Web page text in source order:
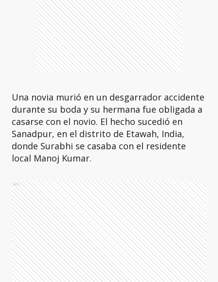
Una novia murió en un desgarrador accidente
durante su boda y su hermana fue obligada a
casarse con el novio. El hecho sucedió en
Sanadpur, en el distrito de Etawah, India,
donde Surabhi se casaba con el residente
local Manoj Kumar.
Ads